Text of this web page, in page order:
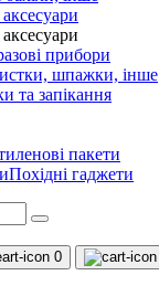
прибори
шпажки, інше
та запікання
пакети
Похідні гаджети
0